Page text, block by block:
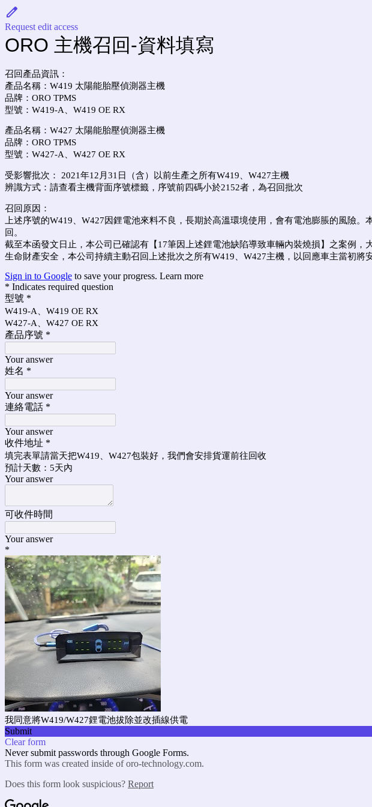
Request edit access
ORO 主機召回-資料填寫
召回產品資訊：
產品名稱： W419 太陽能胎壓偵測器主機
品牌：ORO TPMS
型號：W419-A、W419 OE RX
產品名稱：W427 太陽能胎壓偵測器主機
品牌：ORO TPMS
型號：W427-A、W427 OE RX
受影響批次： 2021年12 月 31 日（含）以前生產之所有W419、W427主機
辨識方式： 請查看主機背面序號標籤，序號前四碼小於2152者，為召回批次
召回原因：
上述序號的W419、W427因鋰電池來料不良，長期於高溫環境使用，會有電池膨脹的風險。
回。
截至本函發文日止，本公司已確認有【 17筆因上述鋰電池缺陷導致車輛內裝燒損】之案例
生命財產安全，本公司持續主動召回上述批次之所有W419、W427主機，以回應車主當初將
Sign in to Google to save your progress. Learn more
* Indicates required question
型號 *
W419-A、W419 OE RX
W427-A、W427 OE RX
產品序號 *
Your answer
姓名 *
Your answer
連絡電話 *
Your answer
收件地址 *
填完表單請當天把W419、W427包裝好，我們會安排貨運前往回收
預計天數：5天內
Your answer
可收件時間
Your answer
*
我同意將W419/W427鋰電池拔除並改插線供電
Submit
Clear form
Never submit passwords through Google Forms.
This form was created inside of oro-technology.com.
Does this form look suspicious? Report